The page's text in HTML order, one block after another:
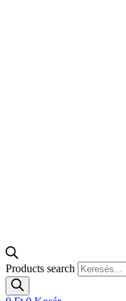
Products search